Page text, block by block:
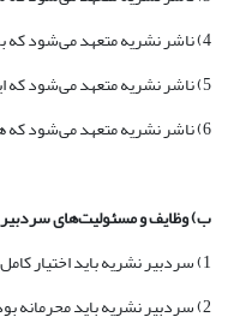
4) ناشر نشریه متعهد می‌شود که بر اصول اخلاقی سردبیر و ادیتورها، داوران، دستیاران، هیات تحریریه، نویسندگان و خوانندگان نظارت دارد.
5) ناشر نشریه متعهد می‌شود که این نشریه بلااستثناء نسبت به پایش سرقت ادبی و علمی مسائل مربوط به کلاهبرداری اطلاعاتی و تقلب در مقالات دریافتی نظارت دارد.
6) ناشر نشریه متعهد می‌شود که همیشه و در هر زمان که نیاز باشد اصلاحات، توضیحات و جمع‌بندی‌های لازم را در رابطه با انتشارات خود منتشر و عرضه نماید.
ب) وظایف و مسئولیت‌های
1) سردبیر نشریه باید اختیار کامل در رد / پذیرش مقاله دریافتی را داشته باشد.
2) سردبیر نشریه باید محرمانه بودن مقالات دریافتی مورد بررسی را تا زمان انتشار آنها حفظ کند.